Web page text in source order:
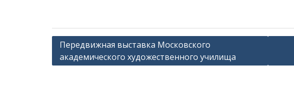
Навигация
по
Передвижная выставка Московского
академического художественного училища